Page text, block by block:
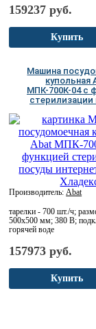
159237 руб.
Купить
Машина
купольная
МПК-700К-04 с
Производитель:Abat
тарелки - 700 шт./ч;
500х500 мм; 380 В;
горячей воде
157973 руб.
Купить